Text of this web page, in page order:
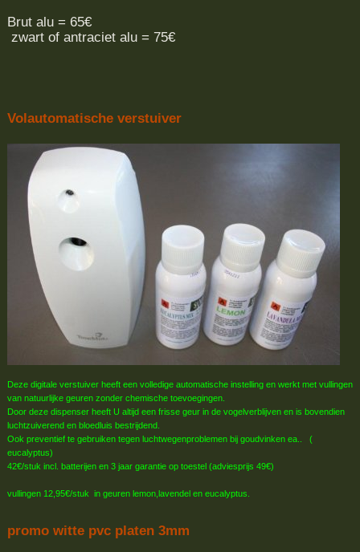
Brut alu = 65€
zwart of antraciet alu = 75€
Volautomatische verstuiver
Deze digitale verstuiver heeft een volledige automatische instelling en werkt met vullingen
van natuurlijke geuren zonder chemische toevoegingen.
Door deze dispenser heeft U altijd een frisse geur in de vogelverblijven en is bovendien
luchtzuiverend en bloedluis bestrijdend.
Ook preventief te gebruiken tegen luchtwegenproblemen bij goudvinken ea.. (
eucalyptus)
42€/stuk incl. batterijen en 3 jaar garantie op toestel (adviesprijs 49€)
vullingen 12,95€/stuk in geuren lemon,lavendel en eucalyptus.
promo witte pvc platen 3mm